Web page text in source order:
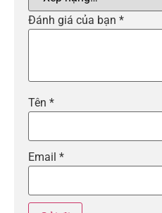
Đánh giá của bạn *
Tên *
Email *